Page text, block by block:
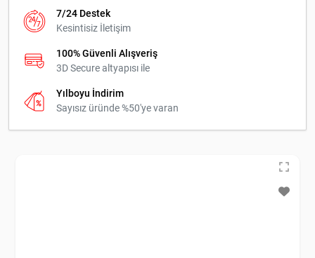
7/24 Destek
Kesintisiz İletişim
100% Güvenli Alışveriş
3D Secure altyapısı ile
Yılboyu İndirim
Sayısız üründe %50'ye varan